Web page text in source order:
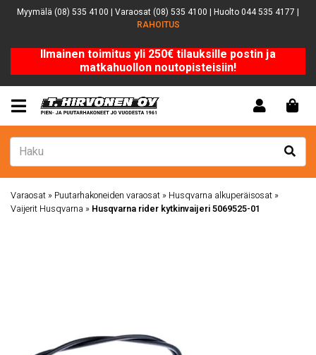
Myymälä (08) 535 4100 | Varaosat (08) 535 4100 | Huolto 044 535 4177 |
RAHOITUS
Ilmainen toimitus yli 250€ tilauksille postin ja
matkahuollon noutopisteisiin!
Varaosat » Puutarhakoneiden varaosat » Husqvarna alkuperäisosat »
Vaijerit Husqvarna » Husqvarna rider kytkinvaijeri 5069525-01